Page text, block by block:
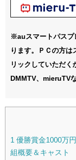
※auスマートパスプ
ります。ＰＣの方は
リックしていただ
DMMTV、mieruTV
1 優勝賞金1000万
組概要＆キャスト